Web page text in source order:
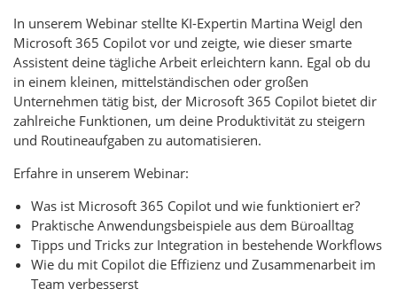
In unserem Webinar stellte KI-Expertin Martina Weigl den
Microsoft 365 Copilot vor und zeigte, wie dieser smarte
Assistent deine tägliche Arbeit erleichtern kann. Egal ob du
in einem kleinen, mittelständischen oder großen
Unternehmen tätig bist, der Microsoft 365 Copilot bietet dir
zahlreiche Funktionen, um deine Produktivität zu steigern
und Routineaufgaben zu automatisieren.
Erfahre in unserem Webinar:
Was ist Microsoft 365 Copilot und wie funktioniert er?
Praktische Anwendungsbeispiele aus dem Büroalltag
Tipps und Tricks zur Integration in bestehende Workflows
Wie du mit Copilot die Effizienz und Zusammenarbeit im
Team verbesserst